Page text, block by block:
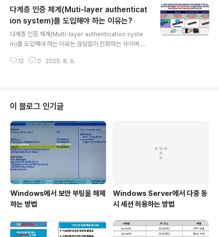
의 서버가 뚫리면 전체 시스템이 위험에 노출되는 '단일 지
점 공격(Single Point of Failure)'에 취약하다. 하지만
다계층 인증 체계는 PC, 서버, 네트워크, 저장장치, 애플리
케이션 등 각기 다른 보안 계층에 독립적인 인증 시스템을
적용해 위험을 분산시킨다. 2) 심층 방어 여러 계층에서 인
증을 거쳐야 하므로, ..
다계층 인증 체계(Muti-layer authenticat
ion system)를 도입해야 하는 이유는?
다계층 인증 체계(Multi-layer authentication syste
m)를 도입해야 하는 이유는 끊임없이 진화하는 사이버 위
잡았기 때문이다. 다계층 인증 체계의 주요 도입 필요성은
묘해지고 있습니다. 단순히 비밀번호 하나만으로는 이러한
복잡하고 지능적인 위협에 효과적으로 대응하기 어렵다.
2) 보안 취약점 악용 해커들은 시스템의 약점이나 사용자
부주의(예: 쉬운 비밀번호 사용, 비밀번호 재사용)를 끊임
없이 찾아 악용하려 한다. 다계층 인증은 이러한 취약점이
악용될..
12 0 2025. 8. 6.
이 블로그 인기글
Windows에서 보안 부팅을 해제
하는 방법
Windows Server에서 다중 동
시 세션 허용하는 방법